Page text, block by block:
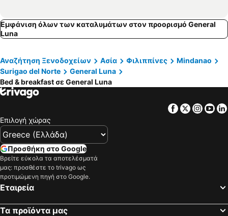
Εμφάνιση όλων των καταλυμάτων στον προορισμό General
Luna
Αναζήτηση Ξενοδοχείων Ασία Φιλιππίνες
Mindanao
Surigao del Norte
General Luna
Bed & breakfast σε General Luna
Facebook
Twitter
Επιλογή χώρας
Προσθήκη στο Google
Βρείτε εύκολα τα αποτελέσματά
μας: προσθέστε το trivago ως
προτιμώμενη πηγή στο Google.
Εταιρεία
Τα προϊόντα μας